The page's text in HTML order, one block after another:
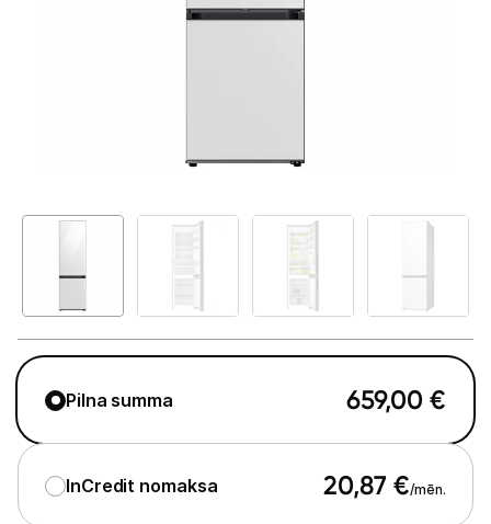
Telefoni, planšetdatori
Lielā tehnika
Ledusskapji
Vīna skapji
Trauku mazgājamās mašīnas
Veļas mašīnas
Pilna summa 659,00 €
InCredit nomaksa 20,87 €/mēn.